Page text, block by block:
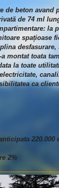
de beton
de 74 ml
spațioase
montat toata
la toate
ca
220.000
2%